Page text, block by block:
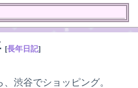
[長年日記]
渋谷でショッピング。